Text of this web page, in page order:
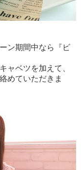
ン期間中なら『ビ
ャベツを加えて、
めていただきま